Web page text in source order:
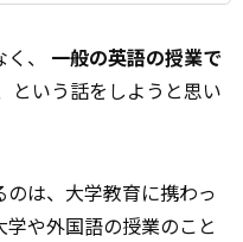
、 一般の英語の授業で
という話をしようと思い
は、大学教育に携わっ
や外国語の授業のこと